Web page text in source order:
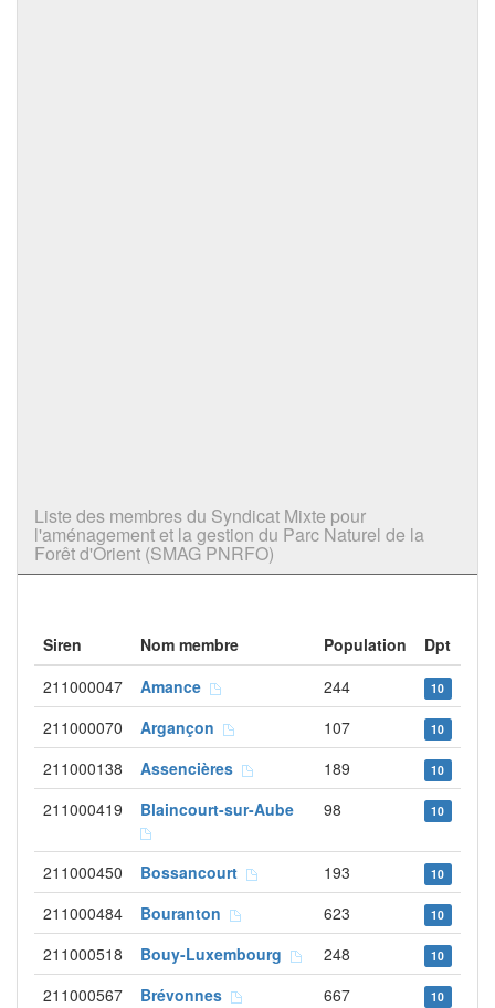
Liste des membres du Syndicat Mixte pour
l'aménagement et la gestion du Parc Naturel de la
Forêt d'Orient (SMAG PNRFO)
Siren Nom membre Population
Dpt
211000047
Amance 244 10
211000070 Argançon 107 10
211000138 Assencières 189 10
211000419 Blaincourt-sur-Aube 98 10
211000450 Bossancourt 193 10
211000484 Bouranton 623 10
211000518 Bouy-Luxembourg 248 10
211000567 Brévonnes 667 10